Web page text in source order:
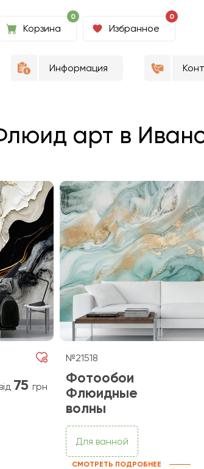
0
Корзина
0
Избранное
Информация
арт в
від 75 грн
№21518
Фотообои
Флюидные
волны
Для ванной
СМОТРЕТЬ ПОДРОБНЕЕ